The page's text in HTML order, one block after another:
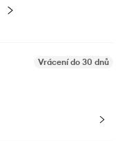
Vrácení do 30 dnů